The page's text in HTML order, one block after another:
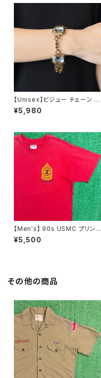
【Unisex】ビジュー チェーン ブ
レスレット / 古着 アクセサリー
N0737
¥5,980
【Men's】 90s USMC プリント
Tシャツ / アメリカ製 USA製 9
0年代 ティーシャツ T-Shirt 古
¥5,500
その他の商品